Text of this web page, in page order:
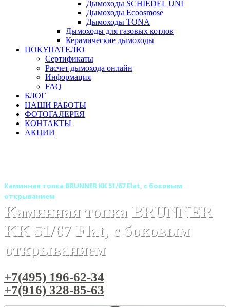
Дымоходы SCHIEDEL UNI
Дымоходы Ecoosmose
Дымоходы TONA
Дымоходы для газовых котлов
Керамические дымоходы
ПОКУПАТЕЛЮ
Сертификаты
Расчет дымохода онлайн
Информация
FAQ
БЛОГ
НАШИ РАБОТЫ
ФОТОГАЛЕРЕЯ
КОНТАКТЫ
АКЦИИ
Каминная топка BRUNNER KK 51/67 Flat, с боковым
открыванием
Каминная топка BRUNNER
KK 51/67 Flat, с боковым
открыванием
+7(495) 196-62-34
+7(916) 328-85-63